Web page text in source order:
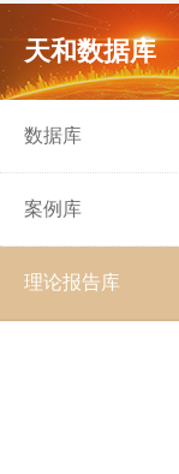
天和数据库
数据库
案例库
理论报告库